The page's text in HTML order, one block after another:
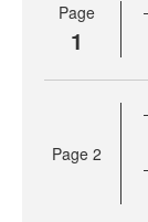
Page
1
Page 2